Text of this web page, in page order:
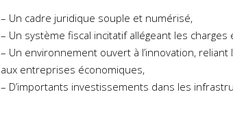
– Un cadre juridique souple et numérisé,
– Un système fiscal incitatif allégeant les
– Un environnement ouvert à l’innovation,
aux entreprises économiques,
– D’importants investissements dans les